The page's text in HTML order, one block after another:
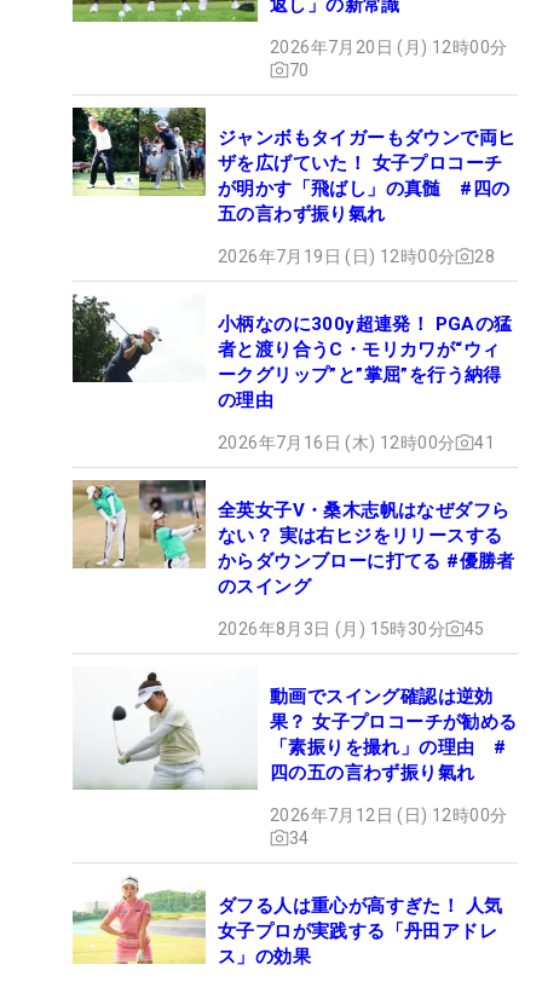
返し」の新常識
2026年7月20日 (月) 12時00分
70
ジャンボもタイガーもダウンで両ヒ
ザを広げていた！ 女子プロコーチ
が明かす「飛ばし」の真髄 #四の
五の言わず振り氣れ
2026年7月19日 (日) 12時00分 28
小柄なのに300y超連発！ PGAの猛
者と渡り合うC・モリカワが“ウィ
ークグリップ”と”掌屈”を行う納得
の理由
2026年7月16日 (木) 12時00分 41
全英女子V・桑木志帆はなぜダフら
ない？ 実は右ヒジをリリースする
からダウンブローに打てる #優勝者
のスイング
2026年8月3日 (月) 15時30分 45
動画でスイング確認は逆効
果？ 女子プロコーチが勧める
「素振りを撮れ」の理由 #
四の五の言わず振り氣れ
2026年7月12日 (日) 12時00分
34
ダフる人は重心が高すぎた！ 人気
女子プロが実践する「丹田アドレ
ス」の効果